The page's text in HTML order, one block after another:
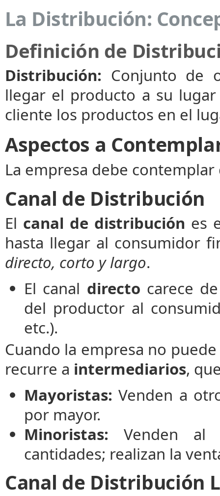
La Distribución:
Definición de
Distribución: Conjunto de
llegar el producto a su
cliente los productos en el
Aspectos a
La empresa debe
Canal de Distribución
El canal de distribución es
hasta llegar al consumidor
directo, corto y largo.
El canal directo carece
del productor al
etc.).
Cuando la empresa no
recurre a intermediarios,
Mayoristas: Venden a
por mayor.
Minoristas: Venden al
cantidades; realizan la
Canal de Distribución